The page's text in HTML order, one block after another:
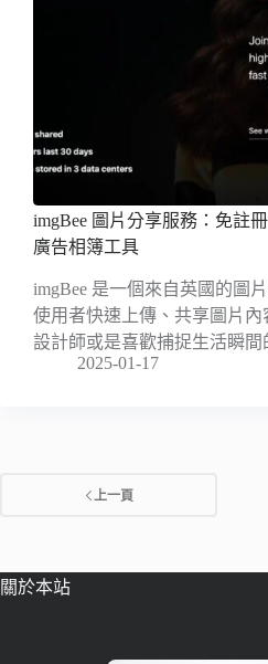
imgBee 圖片分享服務：免註
廣告相簿工具
imgBee 是一個來自英國的圖
使用者快速上傳、共享圖片內
設計師或是喜歡捕捉生活瞬
2025-01-17
上一頁
關於本站